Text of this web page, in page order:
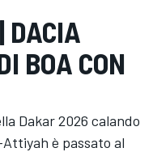
DACIA
BOA CON
Dakar 2026 calando
è passato al